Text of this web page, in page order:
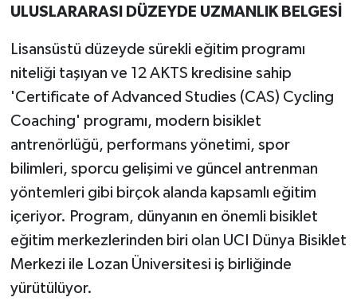
ULUSLARARASI DÜZEYDE UZMANLIK BELGESİ
Lisansüstü düzeyde sürekli eğitim programı
niteliği taşıyan ve 12 AKTS kredisine sahip
'Certificate of Advanced Studies (CAS) Cycling
Coaching' programı, modern bisiklet
antrenörlüğü, performans yönetimi, spor
bilimleri, sporcu gelişimi ve güncel antrenman
yöntemleri gibi birçok alanda kapsamlı eğitim
içeriyor. Program, dünyanın en önemli bisiklet
eğitim merkezlerinden biri olan UCI Dünya Bisiklet
Merkezi ile Lozan Üniversitesi iş birliğinde
yürütülüyor.